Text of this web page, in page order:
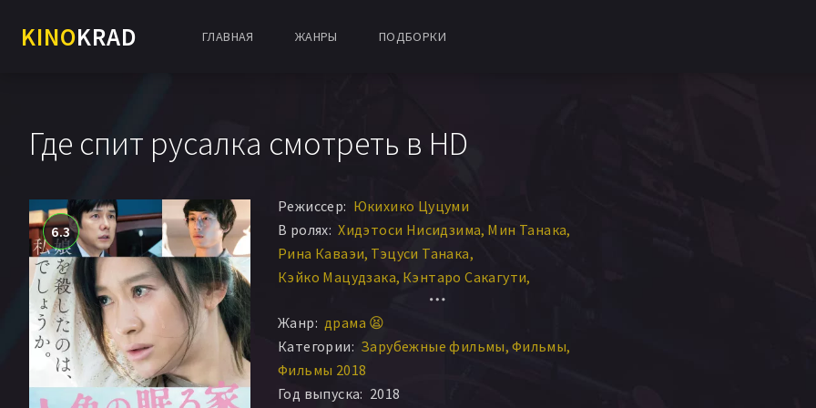
KINOKRAD ГЛАВНАЯ ЖАНРЫ ПОДБОРКИ
Где спит русалка смотреть в HD
6.3
Режиссер: Юкихико Цуцуми
В ролях: Хидэтоси Нисидзима Мин Танака
Рина Каваэи Тэцуси Танака
Кэйко Мацудзака Кэнтаро Сакагути
Саяка Ямагути
Жанр: драма 😫
Категории: Зарубежные фильмы Фильмы
Фильмы 2018
Год выпуска: 2018